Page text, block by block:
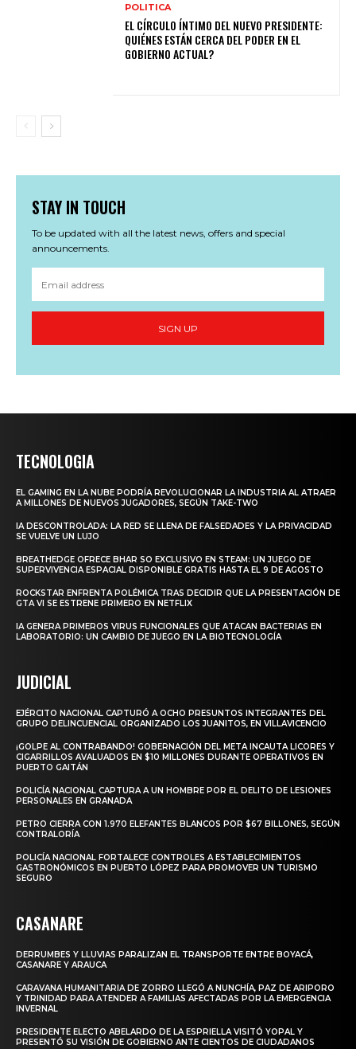
POLITICA
EL CÍRCULO ÍNTIMO DEL NUEVO PRESIDENTE:
QUIÉNES ESTÁN CERCA DEL PODER EN EL
GOBIERNO ACTUAL?
STAY IN TOUCH
To be updated with all the latest news, offers and special
announcements.
SIGN UP
TECNOLOGIA
EL GAMING EN LA NUBE PODRÍA REVOLUCIONAR LA INDUSTRIA AL ATRAER
A MILLONES DE NUEVOS JUGADORES, SEGÚN TAKE-TWO
IA DESCONTROLADA: LA RED SE LLENA DE FALSEDADES Y LA PRIVACIDAD
SE VUELVE UN LUJO
BREATHEDGE OFRECE BHAR SO EXCLUSIVO EN STEAM: UN JUEGO DE
SUPERVIVENCIA ESPACIAL DISPONIBLE GRATIS HASTA EL 9 DE AGOSTO
ROCKSTAR ENFRENTA POLÉMICA TRAS DECIDIR QUE LA PRESENTACIÓN DE
GTA VI SE ESTRENE PRIMERO EN NETFLIX
IA GENERA PRIMEROS VIRUS FUNCIONALES QUE ATACAN BACTERIAS EN
LABORATORIO: UN CAMBIO DE JUEGO EN LA BIOTECNOLOGÍA
JUDICIAL
EJÉRCITO NACIONAL CAPTURÓ A OCHO PRESUNTOS INTEGRANTES DEL
GRUPO DELINCUENCIAL ORGANIZADO LOS JUANITOS, EN VILLAVICENCIO
¡GOLPE AL CONTRABANDO! GOBERNACIÓN DEL META INCAUTA LICORES Y
CIGARRILLOS AVALUADOS EN $10 MILLONES DURANTE OPERATIVOS EN
PUERTO GAITÁN
POLICÍA NACIONAL CAPTURA A UN HOMBRE POR EL DELITO DE LESIONES
PERSONALES EN GRANADA
PETRO CIERRA CON 1.970 ELEFANTES BLANCOS POR $67 BILLONES, SEGÚN
CONTRALORÍA
POLICÍA NACIONAL FORTALECE CONTROLES A ESTABLECIMIENTOS
GASTRONÓMICOS EN PUERTO LÓPEZ PARA PROMOVER UN TURISMO
SEGURO
CASANARE
DERRUMBES Y LLUVIAS PARALIZAN EL TRANSPORTE ENTRE BOYACÁ,
CASANARE Y ARAUCA
CARAVANA HUMANITARIA DE ZORRO LLEGÓ A NUNCHÍA, PAZ DE ARIPORO
Y TRINIDAD PARA ATENDER A FAMILIAS AFECTADAS POR LA EMERGENCIA
INVERNAL
PRESIDENTE ELECTO ABELARDO DE LA ESPRIELLA VISITÓ YOPAL Y
PRESENTÓ SU VISIÓN DE GOBIERNO ANTE CIENTOS DE CIUDADANOS